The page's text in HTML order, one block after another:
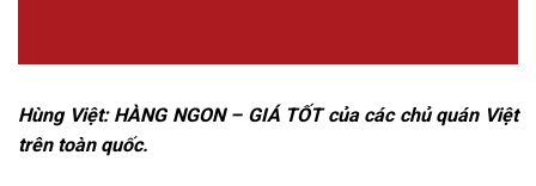
Hùng Việt: HÀNG NGON – GIÁ TỐT của các chủ quán Việt
trên toàn quốc.